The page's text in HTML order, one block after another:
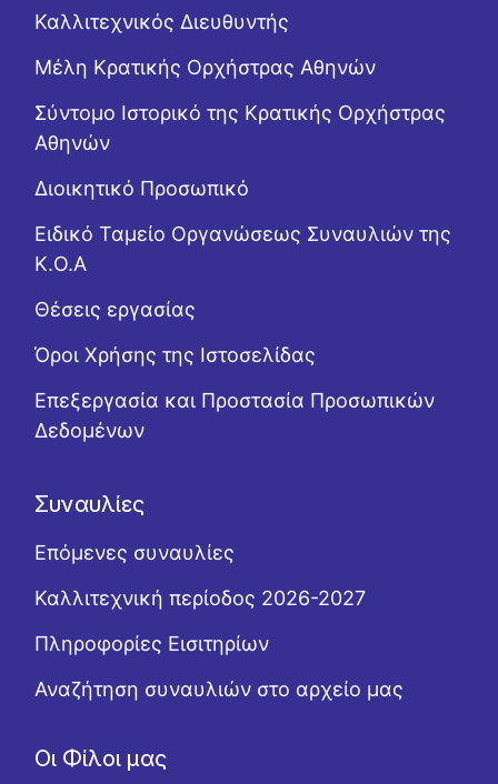
Καλλιτεχνικός Διευθυντής
Μέλη Κρατικής Ορχήστρας Αθηνών
Σύντομο Ιστορικό της Κρατικής Ορχήστρας
Αθηνών
Διοικητικό Προσωπικό
Ειδικό Ταμείο Οργανώσεως Συναυλιών της
Κ.Ο.Α
Θέσεις εργασίας
Όροι Χρήσης της Ιστοσελίδας
Επεξεργασία και Προστασία Προσωπικών
Δεδομένων
Συναυλίες
Επόμενες συναυλίες
Καλλιτεχνική περίοδος 2026-2027
Πληροφορίες Εισιτηρίων
Αναζήτηση συναυλιών στο αρχείο μας
Οι Φίλοι μας